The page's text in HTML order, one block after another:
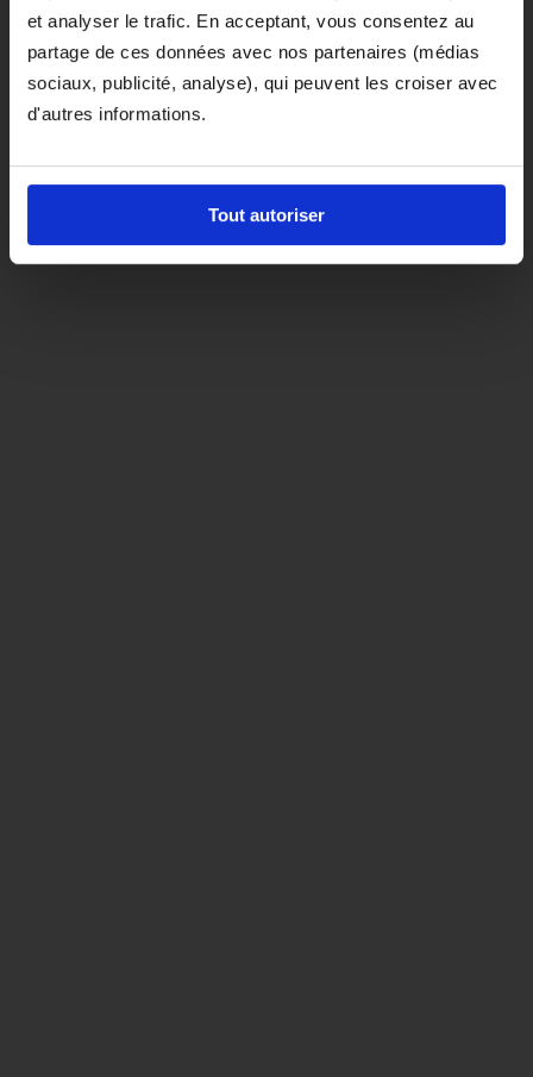
et analyser le trafic. En acceptant, vous consentez au
partage de ces données avec nos partenaires (médias
sociaux, publicité, analyse), qui peuvent les croiser avec
d'autres informations.
Tout autoriser
D'ici là, si vous souhaitez le coloris noir,
orientez-vous vers la matière "indispensable"